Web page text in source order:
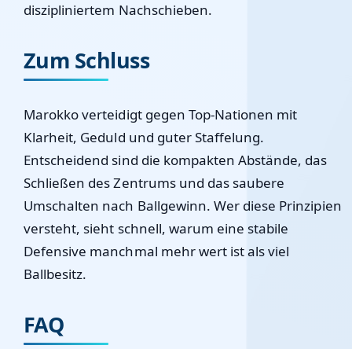
diszipliniertem Nachschieben.
Zum Schluss
Marokko verteidigt gegen Top-Nationen mit
Klarheit, Geduld und guter Staffelung.
Entscheidend sind die kompakten Abstände, das
Schließen des Zentrums und das saubere
Umschalten nach Ballgewinn. Wer diese Prinzipien
versteht, sieht schnell, warum eine stabile
Defensive manchmal mehr wert ist als viel
Ballbesitz.
FAQ